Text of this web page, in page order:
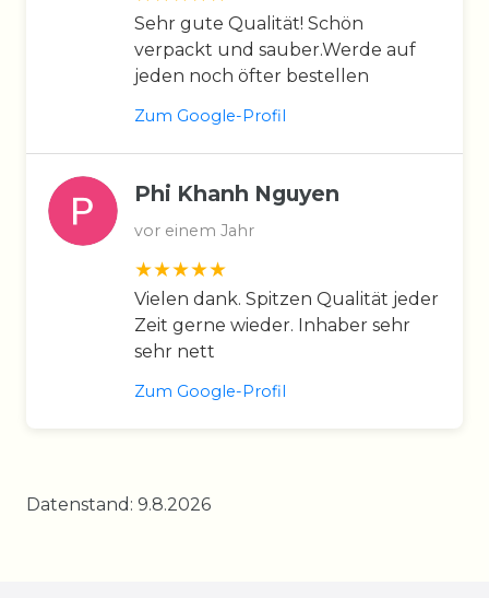
Sehr gute Qualität! Schön
verpackt und sauber.Werde auf
jeden noch öfter bestellen
Zum Google-Profil
Phi Khanh Nguyen
vor einem Jahr
Vielen dank. Spitzen Qualität jeder
Zeit gerne wieder. Inhaber sehr
sehr nett
Zum Google-Profil
Datenstand: 9.8.2026